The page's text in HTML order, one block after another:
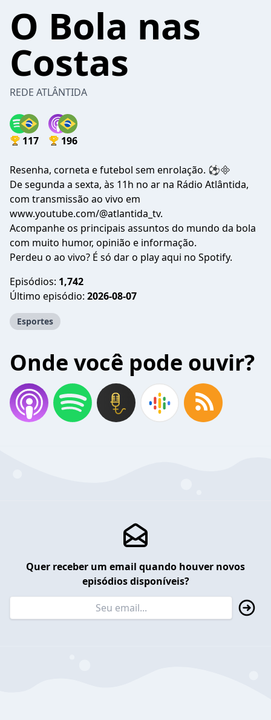
O Bola nas
Costas
REDE ATLÂNTIDA
117 196
Resenha, corneta e futebol sem enrolação. ⚽
De segunda a sexta, às 11h no ar na Rádio Atlântida,
com transmissão ao vivo em
www.youtube.com/@atlantida_tv.
Acompanhe os principais assuntos do mundo da bola
com muito humor, opinião e informação.
Perdeu o ao vivo? É só dar o play aqui no Spotify.
Episódios: 1,742
Último episódio: 2026-08-07
Esportes
Onde você pode ouvir?
Quer receber um email quando houver novos
episódios disponíveis?